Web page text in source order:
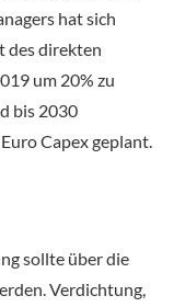
hat sich
des direkten
um 20% zu
bis 2030
Capex geplant.
sollte über die
Verdichtung,